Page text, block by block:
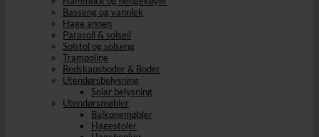
Basseng og vannlek
Hage annen
Parasoll & solseil
Solstol og solseng
Trampoline
Redskapsboder & Boder
Utendørsbelysning
Solar belysning
Utendørsmøbler
Balkongmøbler
Hagestoler